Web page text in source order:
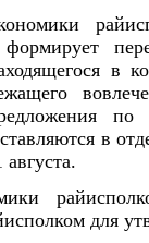
в
в
для